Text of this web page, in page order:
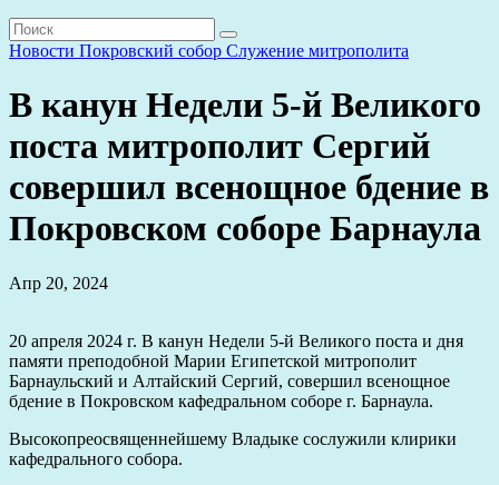
Новости Покровский собор Служение митрополита
В канун Недели 5-й Великого
поста митрополит Сергий
совершил всенощное бдение в
Покровском соборе Барнаула
Апр 20, 2024
20 апреля 2024 г. В канун Недели 5-й Великого поста и дня
памяти преподобной Марии Египетской митрополит
Барнаульский и Алтайский Сергий, совершил всенощное
бдение в Покровском кафедральном соборе г. Барнаула.
Высокопреосвященнейшему Владыке сослужили клирики
кафедрального собора.